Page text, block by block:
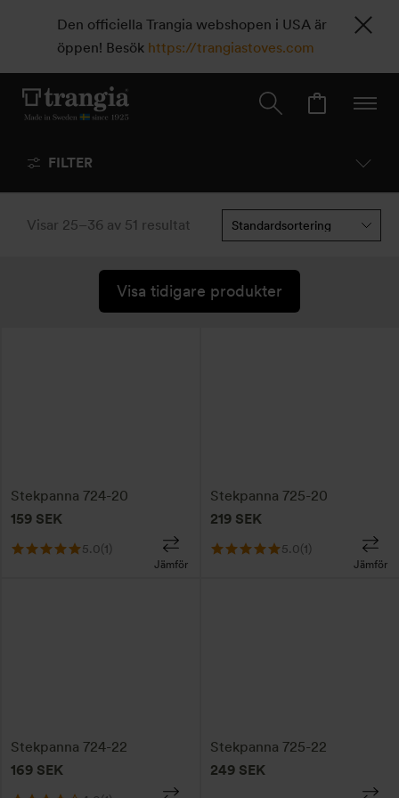
Den officiella Trangia webshopen i USA är
öppen! Besök https://trangiastoves.com
FILTER
Visar 25–36 av 51 resultat
Visa tidigare produkter
Stekpanna 724-20
159 SEK
5.0(1)
Jämför
Stekpanna 725-20
219 SEK
5.0(1)
Jämför
Stekpanna 724-22
169 SEK
Stekpanna 725-22
249 SEK